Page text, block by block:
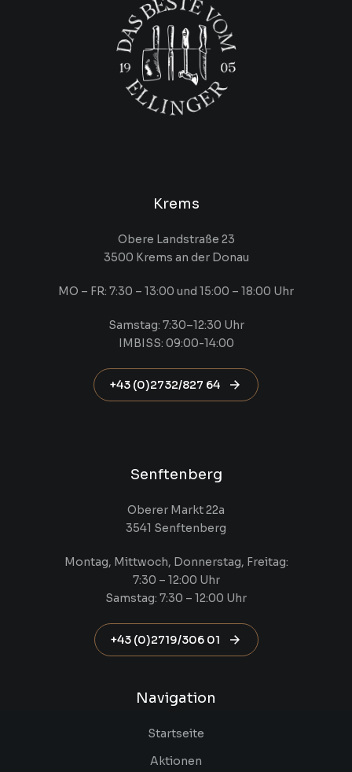
Krems
Obere Landstraße 23
3500 Krems an der Donau
MO – FR: 7:30 – 13:00 und 15:00 – 18:00 Uhr
Samstag: 7:30–12:30 Uhr
IMBISS: 09:00-14:00
+43 (0)2732/827 64
Senftenberg
Oberer Markt 22a
3541 Senftenberg
Montag, Mittwoch, Donnerstag, Freitag:
7:30 – 12:00 Uhr
Samstag: 7:30 – 12:00 Uhr
+43 (0)2719/306 01
Navigation
Startseite
Aktionen